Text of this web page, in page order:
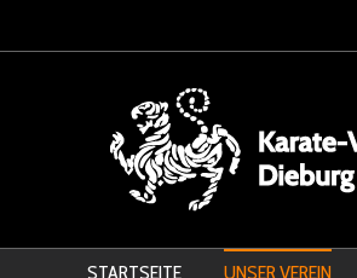
STARTSEITE UNSER VEREIN